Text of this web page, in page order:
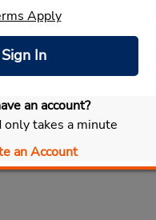
ma voiture
Apply
Sign In
an account?
only takes a minute
an Account